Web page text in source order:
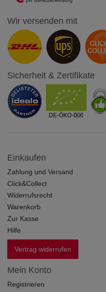
Wir versenden mit
Sicherheit & Zertifikate
Einkaufen
Zahlung und Versand
Click&Collect
Widerrufsrecht
Warenkorb
Zur Kasse
Hilfe
Vertrag widerrufen
Mein Konto
Registrieren